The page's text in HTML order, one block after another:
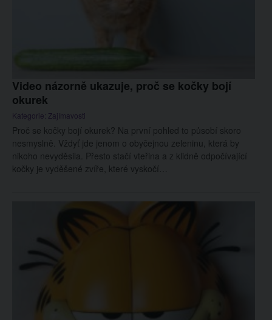
Video názorně ukazuje, proč se kočky bojí
okurek
Kategorie: Zajímavosti
Proč se kočky bojí okurek? Na první pohled to působí skoro
nesmyslně. Vždyť jde jenom o obyčejnou zeleninu, která by
nikoho nevyděsila. Přesto stačí vteřina a z klidně odpočívající
kočky je vyděšené zvíře, které vyskočí…